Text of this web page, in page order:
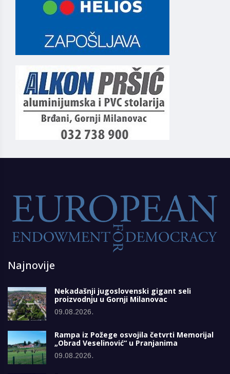
Najnovije
Nekadašnji jugoslovenski gigant seli
proizvodnju u Gornji Milanovac
09.08.2026.
Rampa iz Požege osvojila četvrti Memorijal
„Obrad Veselinović“ u Pranjanima
09.08.2026.